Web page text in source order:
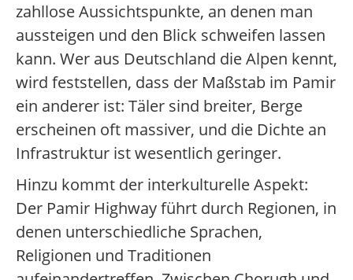
zahllose Aussichtspunkte, an denen man
aussteigen und den Blick schweifen lassen
kann. Wer aus Deutschland die Alpen kennt,
wird feststellen, dass der Maßstab im Pamir
ein anderer ist: Täler sind breiter, Berge
erscheinen oft massiver, und die Dichte an
Infrastruktur ist wesentlich geringer.
Hinzu kommt der interkulturelle Aspekt:
Der Pamir Highway führt durch Regionen, in
denen unterschiedliche Sprachen,
Religionen und Traditionen